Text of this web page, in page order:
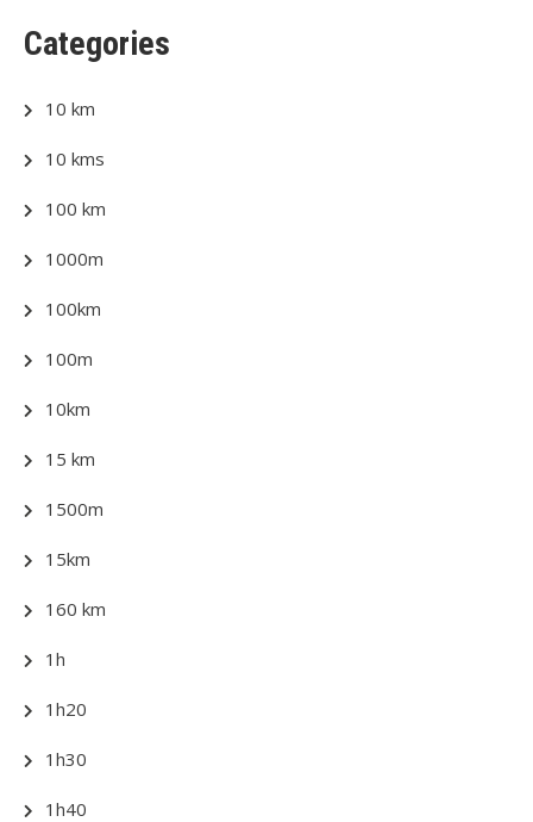
Categories
10 km
10 kms
100 km
1000m
100km
100m
10km
15 km
1500m
15km
160 km
1h
1h20
1h30
1h40